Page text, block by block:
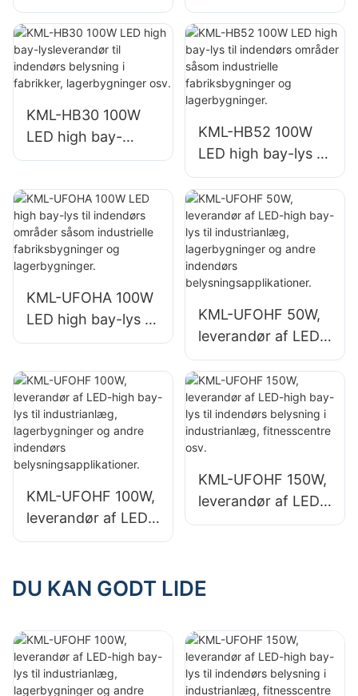
havneterminal- og
lufthavnsbelysning
KML-FL2C 1000W
LED-projektørlys
lysleverandør til
indendørs
belysning i
fabrikker,
lagerbygninger osv.
KML-HB30 100W
LED high bay-
lysleverandør til
belysning i
fabrikker,
lagerbygninger osv.
KML-HB52 100W
LED high bay-lys til
indendørs områder
såsom industrielle
fabriksbygninger
og lagerbygninger.
KML-UFOHA 100W
LED high bay-lys til
indendørs områder
fabriksbygninger
og lagerbygninger.
KML-UFOHF 50W,
leverandør af LED-
high bay-lys til
industrianlæg,
lagerbygninger og
andre indendørs
belysningsapplikati
KML-UFOHF 100W,
leverandør af LED-
high bay-lys til
lagerbygninger og
oner.
KML-UFOHF 150W,
leverandør af LED-
high bay-lys til
industrianlæg,
DU KAN GODT LIDE